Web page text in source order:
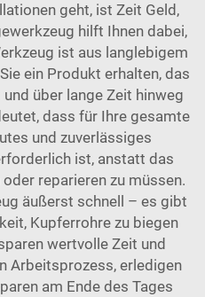
geht, ist Zeit Geld,
hilft Ihnen dabei,
ist aus langlebigem
ein Produkt erhalten, das
über lange Zeit hinweg
dass für Ihre gesamte
und zuverlässiges
ist, anstatt das
reparieren zu müssen.
äußerst schnell – es gibt
Kupferrohre zu biegen
wertvolle Zeit und
Arbeitsprozess, erledigen
am Ende des Tages